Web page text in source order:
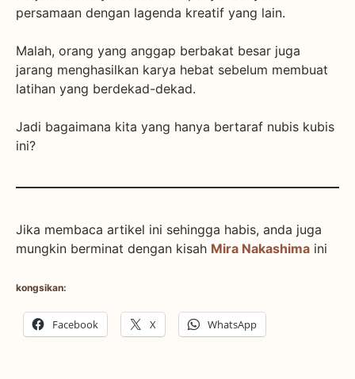
persamaan dengan lagenda kreatif yang lain.
Malah, orang yang anggap berbakat besar juga
jarang menghasilkan karya hebat sebelum membuat
latihan yang berdekad-dekad.
Jadi bagaimana kita yang hanya bertaraf nubis kubis
ini?
Jika membaca artikel ini sehingga habis, anda juga
mungkin berminat dengan kisah Mira Nakashima ini
kongsikan:
Facebook X WhatsApp